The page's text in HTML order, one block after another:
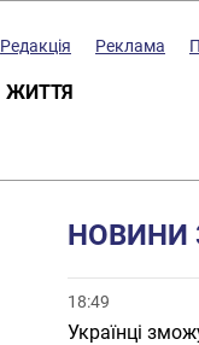
Редакція Реклама
ЖИТТЯ
НОВИНИ
18:49
Українці